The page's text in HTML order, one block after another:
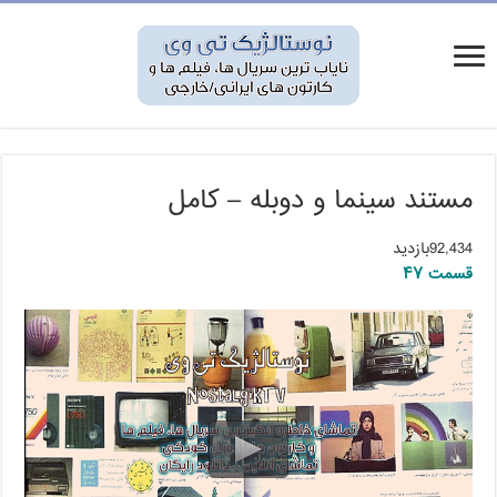
مستند سینما و دوبله – کامل
92,434بازدید
قسمت ۴۷